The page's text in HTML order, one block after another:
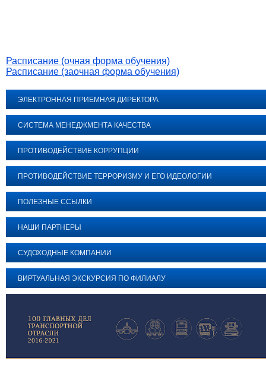
Расписание (очная форма обучения)
Расписание (заочная форма обучения)
ЭЛЕКТРОННАЯ ПРИЕМНАЯ ДИРЕКТОРА
СИСТЕМА МЕНЕДЖМЕНТА КАЧЕСТВА
ПРОТИВОДЕЙСТВИЕ КОРРУПЦИИ
ПРОТИВОДЕЙСТВИЕ ТЕРРОРИЗМУ И ЕГО ИДЕОЛОГИИ
ПОЛЕЗНЫЕ ССЫЛКИ
НАШИ ПАРТНЕРЫ
СУДОХОДНЫЕ КОМПАНИИ
ВИРТУАЛЬНАЯ ЭКСКУРСИЯ ПО ФИЛИАЛУ